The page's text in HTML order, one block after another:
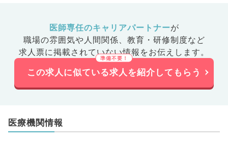
医師専任のキャリアパートナーが
職場の雰囲気や人間関係、 教育・研修制度など
求人票に掲載されていない情報をお伝えします。
この求人に似ている求人を紹介してもらう
医療機関情報